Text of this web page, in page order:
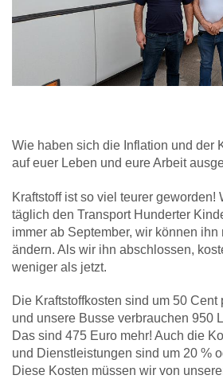
Wie haben sich die Inflation und der
auf euer Leben und eure Arbeit
Kraftstoff ist so viel teurer geworden!
täglich den Transport Hunderter
immer ab September, wir können
ändern. Als wir ihn abschlossen,
weniger als jetzt.
Die Kraftstoffkosten sind um 50 Cent
und unsere Busse verbrauchen 950
Das sind 475 Euro mehr! Auch die
und Dienstleistungen sind um 20 %
Diese Kosten müssen wir von